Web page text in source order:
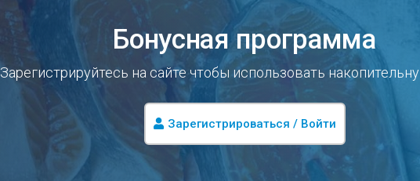
Бонусная программа
Зарегистрируйтесь на сайте чтобы использовать
Зарегистрироваться / Войти